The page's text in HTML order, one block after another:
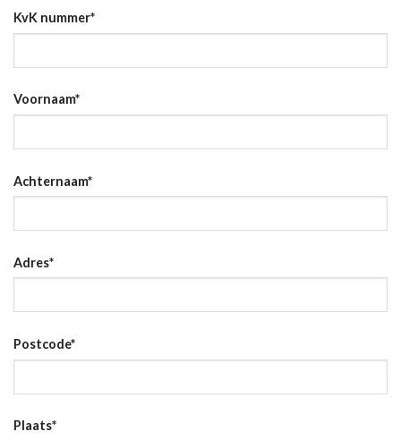
KvK nummer*
Voornaam*
Achternaam*
Adres*
Postcode*
Plaats*